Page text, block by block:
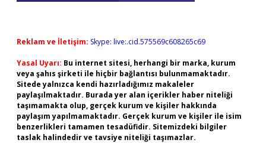
Reklam ve İletişim: Skype: live:.cid.575569c608265c69
Yasal Uyarı: Bu internet sitesi, herhangi bir marka, kurum
veya şahıs şirketi ile hiçbir bağlantısı bulunmamaktadır.
Sitede yalnızca kendi hazırladığımız makaleler
paylaşılmaktadır. Burada yer alan içerikler haber niteliği
taşımamakta olup, gerçek kurum ve kişiler hakkında
paylaşım yapılmamaktadır. Gerçek kurum ve kişiler ile isim
benzerlikleri tamamen tesadüfidir. Sitemizdeki bilgiler
taslak halindedir ve tavsiye niteliği taşımazlar.